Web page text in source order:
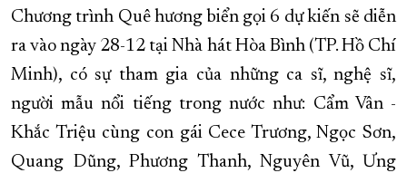
Chương trình Quê hương biển gọi 6 dự kiến sẽ diễn
ra vào ngày 28-12 tại Nhà hát Hòa Bình (TP. Hồ Chí
Minh), có sự tham gia của những ca sĩ, nghệ sĩ,
người mẫu nổi tiếng trong nước như: Cẩm Vân -
Khắc Triệu cùng con gái Cece Trương, Ngọc Sơn,
Quang Dũng, Phương Thanh, Nguyên Vũ, Ưng